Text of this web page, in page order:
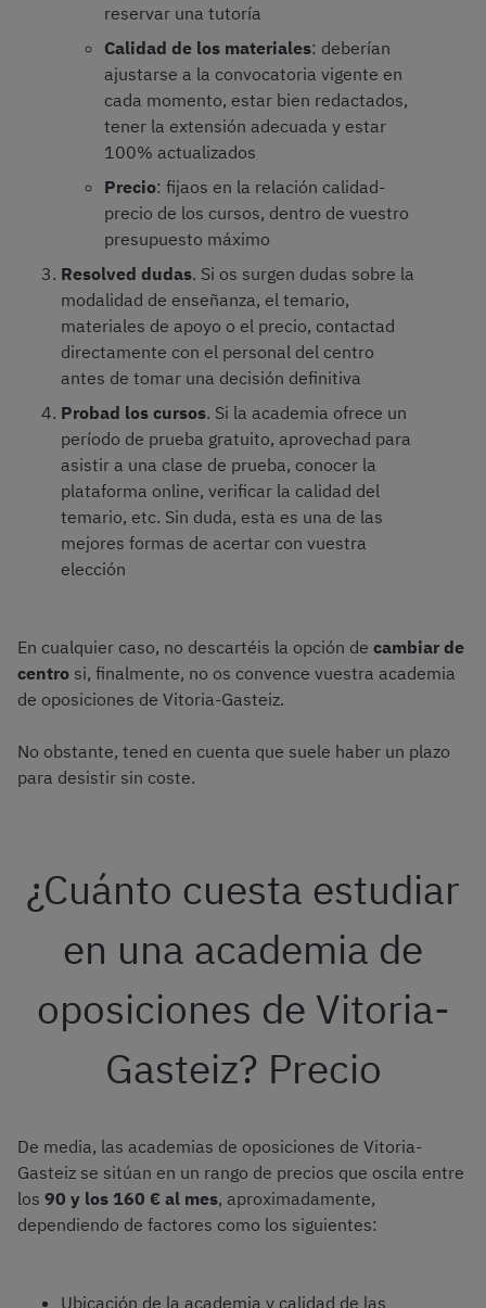
reservar una tutoría
Calidad de los materiales: deberían
ajustarse a la convocatoria vigente en
cada momento, estar bien redactados,
tener la extensión adecuada y estar
100% actualizados
Precio: fijaos en la relación calidad-
precio de los cursos, dentro de vuestro
presupuesto máximo
Resolved dudas. Si os surgen dudas sobre la
modalidad de enseñanza, el temario,
materiales de apoyo o el precio, contactad
directamente con el personal del centro
antes de tomar una decisión definitiva
Probad los cursos. Si la academia ofrece un
período de prueba gratuito, aprovechad para
asistir a una clase de prueba, conocer la
plataforma online, verificar la calidad del
temario, etc. Sin duda, esta es una de las
mejores formas de acertar con vuestra
elección
En cualquier caso, no descartéis la opción de cambiar de
centro si, finalmente, no os convence vuestra academia
de oposiciones de Vitoria-Gasteiz.
No obstante, tened en cuenta que suele haber un plazo
para desistir sin coste.
¿Cuánto cuesta estudiar
en una academia de
oposiciones de Vitoria-
Gasteiz? Precio
De media, las academias de oposiciones de Vitoria-
Gasteiz se sitúan en un rango de precios que oscila entre
los 90 y los 160 € al mes, aproximadamente,
dependiendo de factores como los siguientes:
Ubicación de la academia y calidad de las